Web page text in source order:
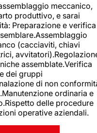
meccanico,
produttivo, e sarai
Preparazione e verifica
(cacciaviti, chiavi
assemblate.Verifica
dei gruppi
di non
ordinaria e
delle procedure
operative aziendali.